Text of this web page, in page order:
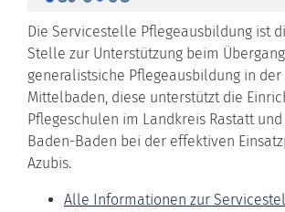
Die Servicestelle Pflegeausbildung ist
Stelle zur Unterstützung beim
generalistsiche Pflegeausbildung in der
Mittelbaden, diese unterstützt die
Pflegeschulen im Landkreis Rastatt
Baden-Baden bei der effektiven
Azubis.
Alle Informationen zur